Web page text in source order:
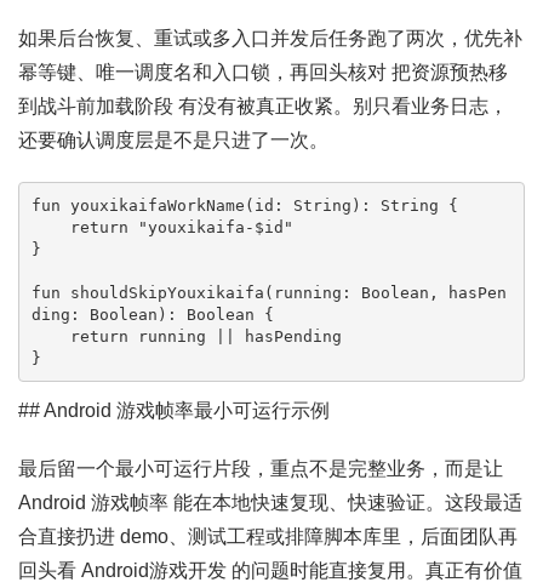
如果后台恢复、重试或多入口并发后任务跑了两次，优先补
幂等键、唯一调度名和入口锁，再回头核对 把资源预热移
到战斗前加载阶段 有没有被真正收紧。别只看业务日志，
还要确认调度层是不是只进了一次。
fun youxikaifaWorkName(id: String): String {
}
fun shouldSkipYouxikaifa(running: Boolean, hasPen
ding: Boolean): Boolean {
}
## Android 游戏帧率最小可运行示例
最后留一个最小可运行片段，重点不是完整业务，而是让
Android 游戏帧率 能在本地快速复现、快速验证。这段最适
合直接扔进 demo、测试工程或排障脚本库里，后面团队再
回头看 Android游戏开发 的问题时能直接复用。真正有价值